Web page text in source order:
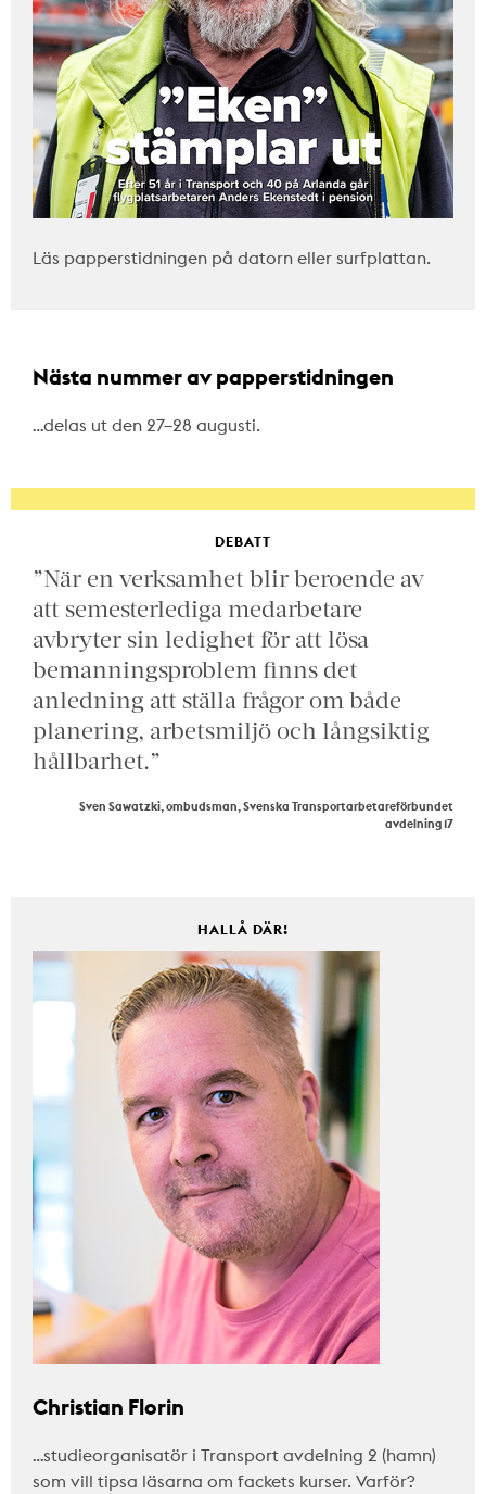
Läs papperstidningen på datorn eller surfplattan.
Nästa nummer av papperstidningen
…delas ut den 27–28 augusti.
DEBATT
”När en verksamhet blir beroende av
att semesterlediga medarbetare
avbryter sin ledighet för att lösa
bemanningsproblem finns det
anledning att ställa frågor om både
planering, arbetsmiljö och långsiktig
hållbarhet.”
Sven Sawatzki, ombudsman, Svenska Transportarbetareförbundet
avdelning 17
HALLÅ DÄR!
Christian Florin
…studieorganisatör i Transport avdelning 2 (hamn)
som vill tipsa läsarna om fackets kurser. Varför?